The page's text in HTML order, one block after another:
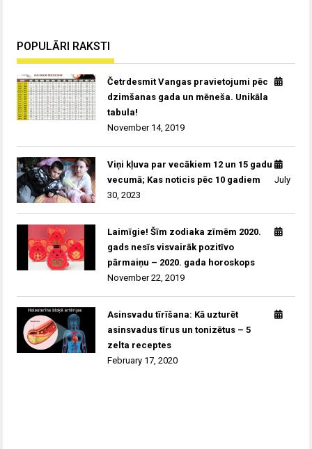
POPULĀRI RAKSTI
Četrdesmit Vangas pravietojumi pēc
dzimšanas gada un mēneša. Unikāla
tabula!
November 14, 2019
Viņi kļuva par vecākiem 12 un 15 gadu
vecumā; Kas noticis pēc 10 gadiem
July
30, 2023
Laimīgie! Šīm zodiaka zīmēm 2020.
gads nesīs visvairāk pozitīvo
pārmaiņu – 2020. gada horoskops
November 22, 2019
Asinsvadu tīrīšana: Kā uzturēt
asinsvadus tīrus un tonizētus – 5
zelta receptes
February 17, 2020